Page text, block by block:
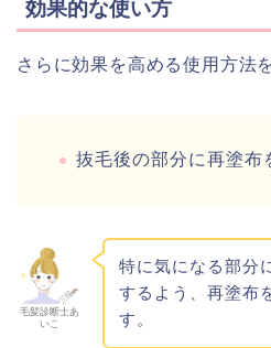
効果的な使い方
さらに効果を高める使用方法
抜毛後の部分に再塗布
毛髪診断士あ
いこ
特に気になる部分
するよう、再塗布
す。